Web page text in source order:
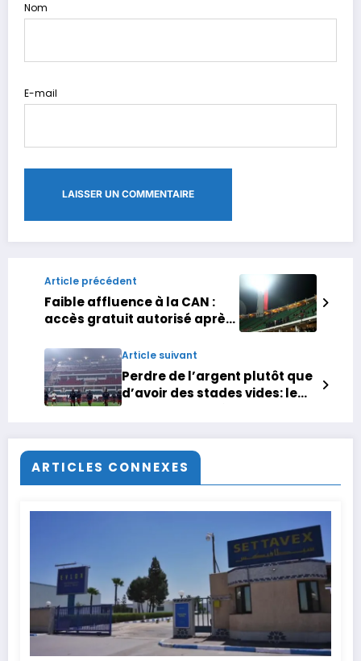
Nom
E-mail
Article précédent
Faible affluence à la CAN :
accès gratuit autorisé après
Article suivant
Perdre de l’argent plutôt que
d’avoir des stades vides: le
ARTICLES CONNEXES